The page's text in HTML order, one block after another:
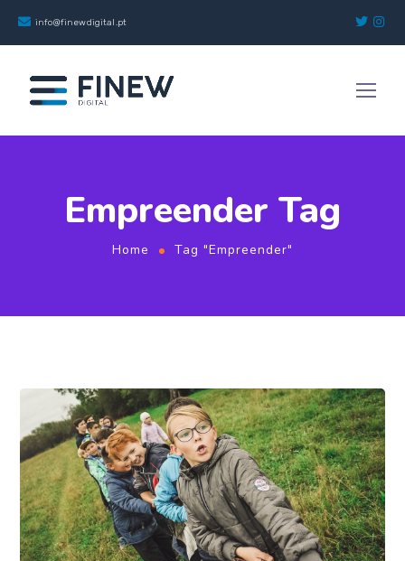
info@finewdigital.pt
Empreender Tag
Home Tag "Empreender"